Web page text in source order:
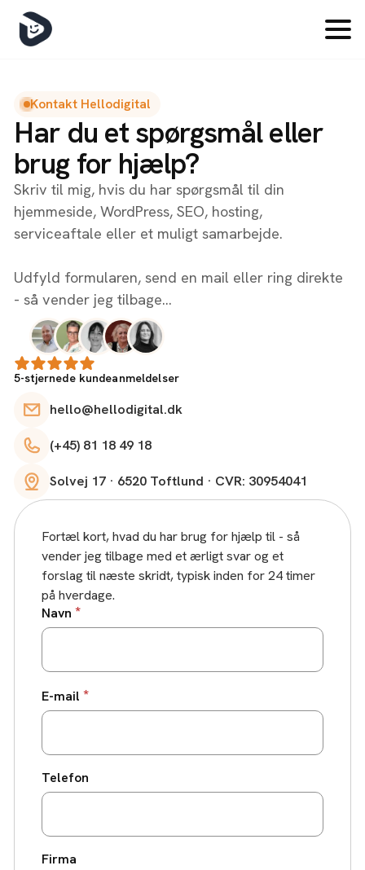
Skip
to
Kontakt Hellodigital
Har du et spørgsmål eller
brug for hjælp?
Skriv til mig, hvis du har spørgsmål til din
hjemmeside, WordPress, SEO, hosting,
serviceaftale eller et muligt samarbejde.
Udfyld formularen, send en mail eller ring direkte
- så vender jeg tilbage...
5-stjernede kundeanmeldelser
hello@hellodigital.dk
(+45) 81 18 49 18
Solvej 17 · 6520 Toftlund · CVR: 30954041
Fortæl kort, hvad du har brug for hjælp til - så
vender jeg tilbage med et ærligt svar og et
forslag til næste skridt, typisk inden for 24 timer
på hverdage.
Navn *
E-mail *
Telefon
Firma